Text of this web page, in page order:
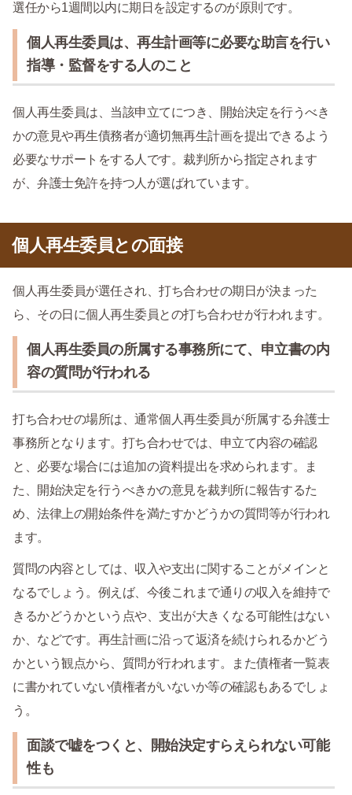
選任から1週間以内に期日を設定するのが原則です。
個人再生委員は、再生計画等に必要な助言を行い
指導・監督をする人のこと
個人再生委員は、当該申立てにつき、開始決定を行うべき
かの意見や再生債務者が適切無再生計画を提出できるよう
必要なサポートをする人です。裁判所から指定されます
が、弁護士免許を持つ人が選ばれています。
個人再生委員との面接
個人再生委員が選任され、打ち合わせの期日が決まった
ら、その日に個人再生委員との打ち合わせが行われます。
個人再生委員の所属する事務所にて、申立書の内
容の質問が行われる
打ち合わせの場所は、通常個人再生委員が所属する弁護士
事務所となります。打ち合わせでは、申立て内容の確認
と、必要な場合には追加の資料提出を求められます。ま
た、開始決定を行うべきかの意見を裁判所に報告するた
め、法律上の開始条件を満たすかどうかの質問等が行われ
ます。
質問の内容としては、収入や支出に関することがメインと
なるでしょう。例えば、今後これまで通りの収入を維持で
きるかどうかという点や、支出が大きくなる可能性はない
か、などです。再生計画に沿って返済を続けられるかどう
かという観点から、質問が行われます。また債権者一覧表
に書かれていない債権者がいないか等の確認もあるでしょ
う。
面談で嘘をつくと、開始決定すらえられない可能
性も